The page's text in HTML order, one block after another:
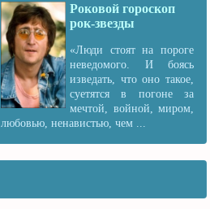
Роковой гороскоп
рок-звезды
«Люди стоят на пороге
неведомого. И боясь
изведать, что оно такое,
суетятся в погоне за
мечтой, войной, миром,
любовью, ненавистью, чем ...